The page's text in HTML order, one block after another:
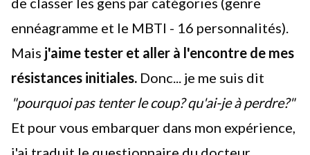
ennéagramme et le MBTI - 16 personnalités).
Mais j'aime tester et aller à l'encontre de mes
résistances initiales. Donc... je me suis dit
"pourquoi pas tenter le coup? qu'ai-je à perdre?"
Et pour vous embarquer dans mon expérience,